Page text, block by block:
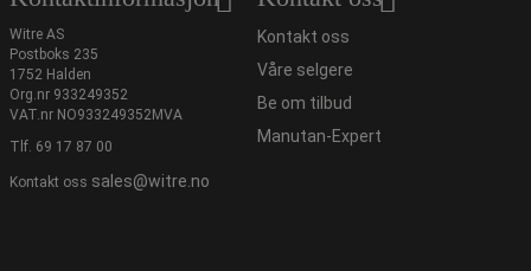
Witre AS
Postboks 235
1752 Halden
Org.nr 933249352
VAT.nr NO933249352MVA
Tlf. 69 17 87 00
Kontakt oss sales@witre.no
Kontakt oss
Våre selgere
Be om tilbud
Manutan-Expert